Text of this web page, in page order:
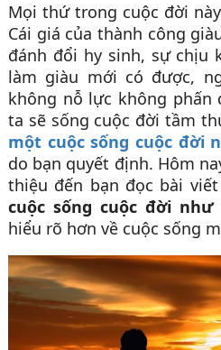
Mọi thứ trong cuộc đời
Cái giá của thành công
đánh đổi hy sinh, sự chịu
làm giàu mới có được,
không nỗ lực không phấn
ta sẽ sống cuộc đời tầm
một cuộc sống cuộc đời
do bạn quyết định. Hôm
thiệu đến bạn đọc bài viết
cuộc sống cuộc đời
hiểu rõ hơn về cuộc sống